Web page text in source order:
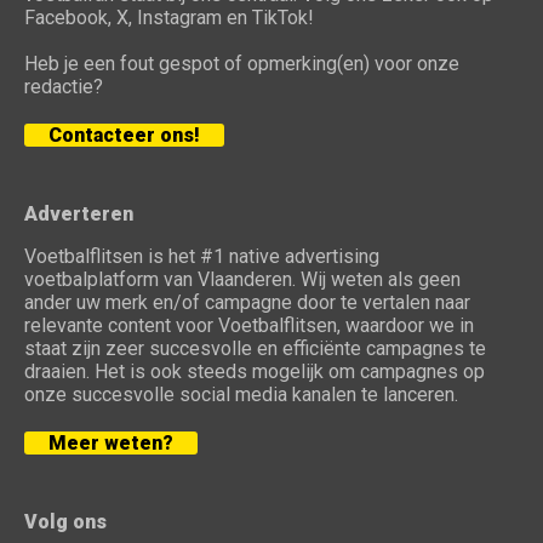
Facebook, X, Instagram en TikTok!
Heb je een fout gespot of opmerking(en) voor onze
redactie?
Contacteer ons!
Adverteren
Voetbalflitsen is het #1 native advertising
voetbalplatform van Vlaanderen. Wij weten als geen
ander uw merk en/of campagne door te vertalen naar
relevante content voor Voetbalflitsen, waardoor we in
staat zijn zeer succesvolle en efficiënte campagnes te
draaien. Het is ook steeds mogelijk om campagnes op
onze succesvolle social media kanalen te lanceren.
Meer weten?
Volg ons